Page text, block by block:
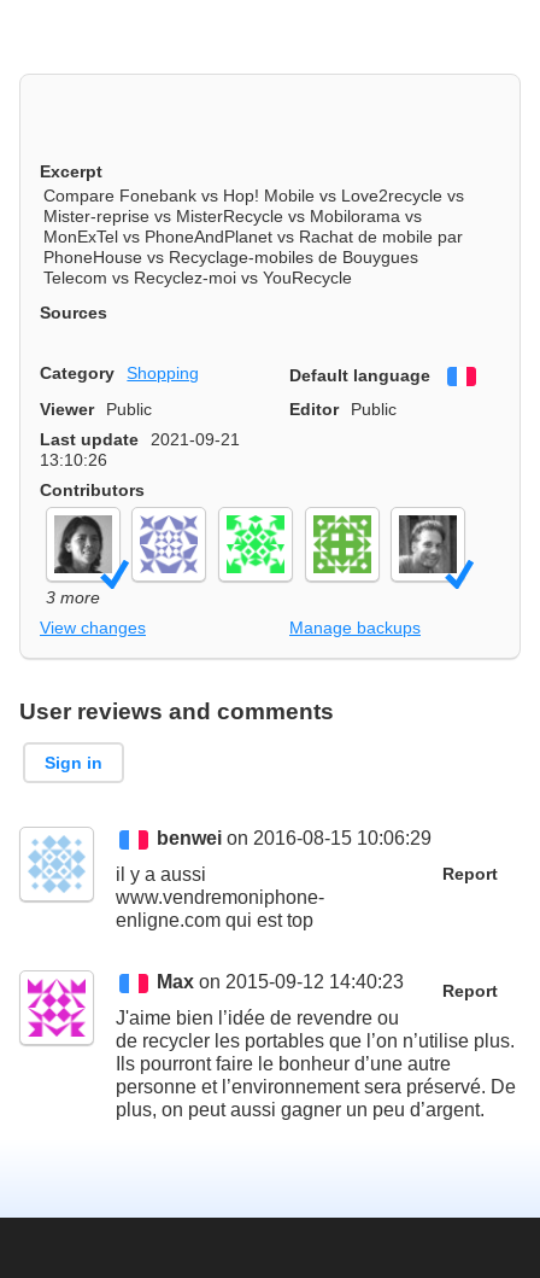
Excerpt
Compare Fonebank vs Hop! Mobile vs Love2recycle vs
Mister-reprise vs MisterRecycle vs Mobilorama vs
MonExTel vs PhoneAndPlanet vs Rachat de mobile par
PhoneHouse vs Recyclage-mobiles de Bouygues
Telecom vs Recyclez-moi vs YouRecycle
Sources
Category Shopping Default language
Viewer
Public Editor
Public
Last update
2021-09-21
13:10:26
Contributors
3 more
View changes
Manage backups
User reviews and comments
Sign in
benwei on 2016-08-15 10:06:29
Report
il y a aussi
www.vendremoniphone-
enligne.com qui est top
Max on 2015-09-12 14:40:23 Report
J'aime bien l’idée de revendre ou
de recycler les portables que l’on n’utilise plus.
Ils pourront faire le bonheur d’une autre
personne et l’environnement sera préservé. De
plus, on peut aussi gagner un peu d’argent.